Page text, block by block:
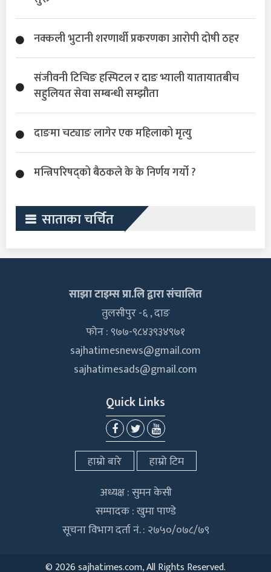
नक्कली भुटानी शरणार्थी प्रकरणका आरोपी दोषी ठहर
संजीवनी टिचिङ हस्पिटल र दाङ भ्याली यातायातबीच
सहुलियत सेवा सम्बन्धी सम्झौता
दाङमा चट्याङ लागेर एक महिलाको मृत्यु
मन्त्रिपरिषद्को बैठकले के के निर्णय गर्यो ?
साताका चर्चित
साझा टाइम्स प्रा.लि द्वारा संचालित
तुलसीपुर -६ , दाङ
फोन : ९७७-९८४३९३४९७१
sajhatimesnews@gmail.com
sajhatimesads@gmail.com
Quick Links
हाम्रो बारे
हाम्रो टिम
अध्यक्ष : सुमन केसी
सम्पादक : खुमा पाण्डे
सूचना विभाग दर्ता नं. : २७५०/०७८/७९
©2026 sajhatimes.com, All Rights Reserved.